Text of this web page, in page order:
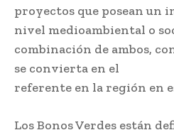
proyectos que posean un
nivel medioambiental o
combinación de ambos,
se convierta en el
referente en la región en
Los Bonos Verdes están